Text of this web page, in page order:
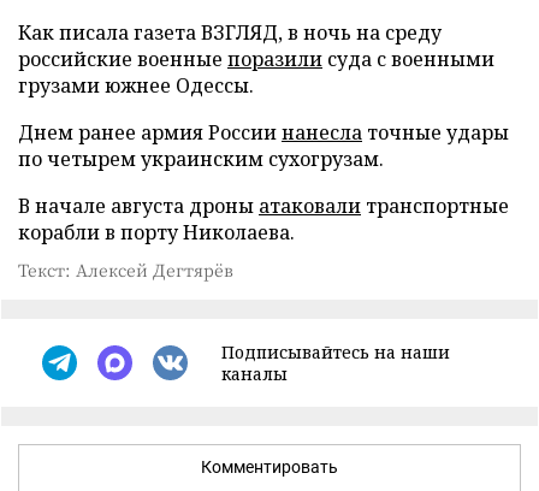
Как писала газета ВЗГЛЯД, в ночь на среду
российские военные поразили суда с военными
грузами южнее Одессы.
Днем ранее армия Россиинанесла точные удары
по четырем украинским сухогрузам.
В начале августа дроны атаковали транспортные
корабли в порту Николаева.
Текст: Алексей Дегтярёв
Подписывайтесь на наши
каналы
Комментировать